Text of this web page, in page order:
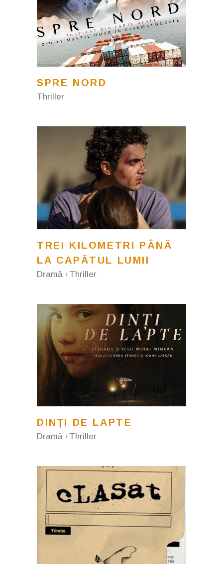
SPRE NORD
Thriller
TREI KILOMETRI PÂNĂ
LA CAPĂTUL LUMII
Dramă Thriller
DINȚI DE LAPTE
Dramă Thriller